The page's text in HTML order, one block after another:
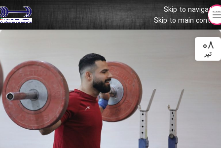
Skip to navigation
Skip to main content
۰۸
تیر